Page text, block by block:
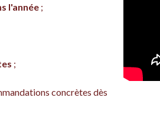
l'année ;
;
concrètes dès